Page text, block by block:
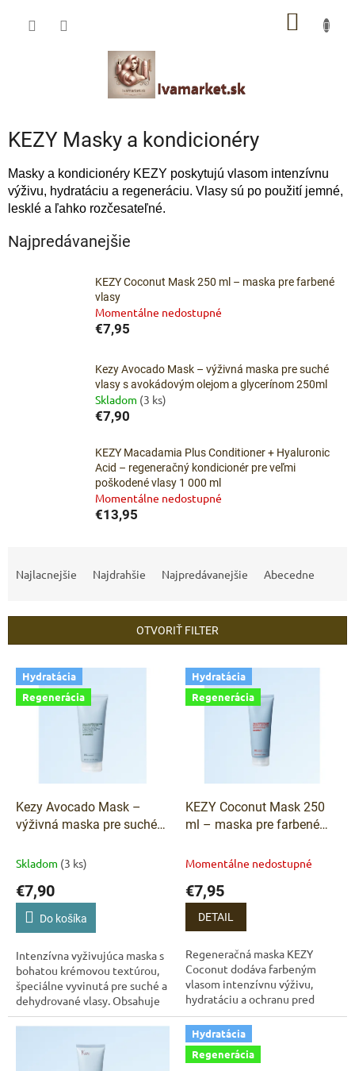
KEZY Masky a kondicionéry
Masky a kondicionéry KEZY poskytujú vlasom intenzívnu
výživu, hydratáciu a regeneráciu. Vlasy sú po použití jemné,
lesklé a ľahko rozčesateľné.
Najpredávanejšie
KEZY Coconut Mask 250 ml – maska pre farbené
vlasy
Momentálne nedostupné
€7,95
Kezy Avocado Mask – výživná maska pre suché
vlasy s avokádovým olejom a glycerínom 250ml
Skladom (3 ks)
€7,90
KEZY Macadamia Plus Conditioner + Hyaluronic
Acid – regeneračný kondicionér pre veľmi
poškodené vlasy 1 000 ml
Momentálne nedostupné
€13,95
i
Najlacnejšie Najdrahšie Najpredávanejšie Abecedne
OTVORIŤ FILTER
V Hydratácia
Regenerácia
Kezy Avocado Mask –
výživná maska pre suché
olejom a glycerínom 250ml
Skladom (3 ks)
€7,90
Do košíka
Intenzívna vyživujúca maska s
bohatou krémovou textúrou,
špeciálne vyvinutá pre suché a
dehydrované vlasy. Obsahuje
avokádový olej a glycerín,
ktoré dodávajú vlasom
Hydratácia
Regenerácia
KEZY Coconut Mask 250
ml – maska pre farbené
Momentálne nedostupné
€7,95
DETAIL
Regeneračná maska KEZY
Coconut dodáva farbeným
vlasom intenzívnu výživu,
hydratáciu a ochranu pred
vyblednutím farby. Kokosová
voda spolu s komplexom Shiny
Shieldex obnovuje...
Hydratácia
Regenerácia
IVAMARKET poradca